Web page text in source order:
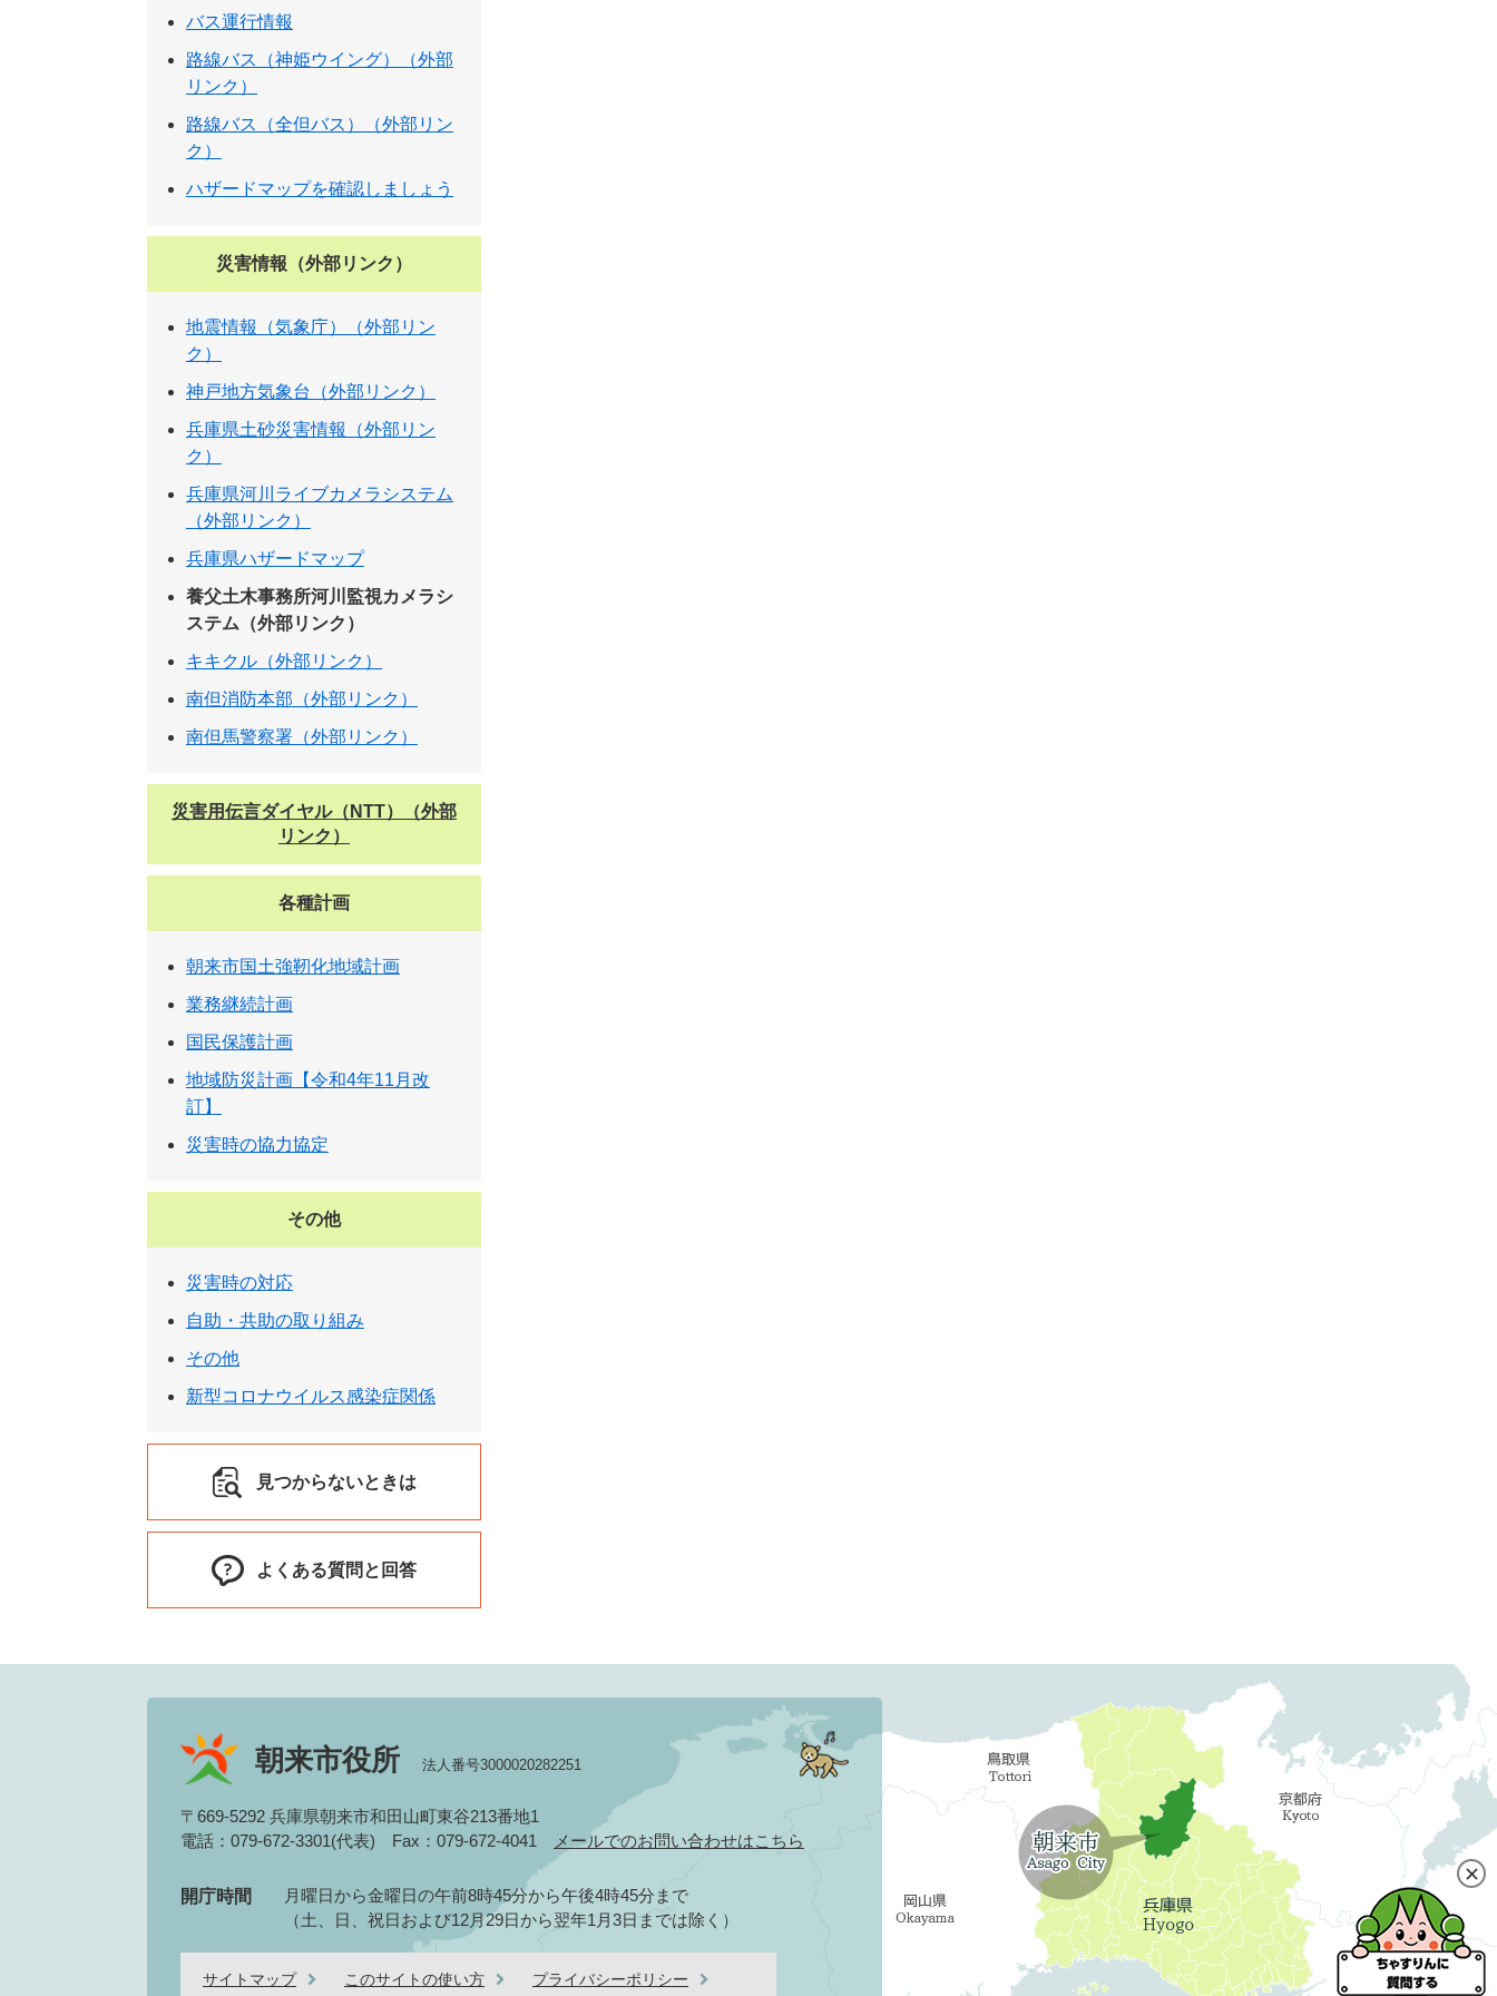
バス運行情報
路線バス（神姫ウイング）（外部
リンク）
路線バス（全但バス）（外部リン
ク）
ハザードマップを確認しましょう
災害情報（外部リンク）
地震情報（気象庁）（外部リン
ク）
神戸地方気象台（外部リンク）
兵庫県土砂災害情報（外部リン
ク）
兵庫県河川ライブカメラシステム
（外部リンク）
兵庫県ハザードマップ
養父土木事務所河川監視カメラシ
ステム（外部リンク）
キキクル（外部リンク）
南但消防本部（外部リンク）
南但馬警察署（外部リンク）
災害用伝言ダイヤル（NTT）（外部
リンク）
各種計画
朝来市国土強靭化地域計画
業務継続計画
国民保護計画
地域防災計画【令和4年11月改
訂】
災害時の協力協定
その他
災害時の対応
自助・共助の取り組み
その他
新型コロナウイルス感染症関係
見つからないときは
よくある質問と回答
朝来市役所 法人番号3000020282251
〒669-5292 兵庫県朝来市和田山町東谷213番地1
電話：079-672-3301(代表) Fax：079-672-4041 メールでのお問い合わせはこちら
開庁時間
月曜日から金曜日の午前8時45分から午後4時45分まで
（土、日、祝日および12月29日から翌年1月3日までは除く）
サイトマップ このサイトの使い方 プライバシーポリシー